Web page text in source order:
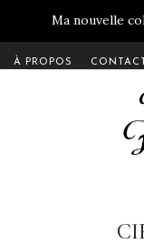
Ma nouvelle
À PROPOS CONTACT